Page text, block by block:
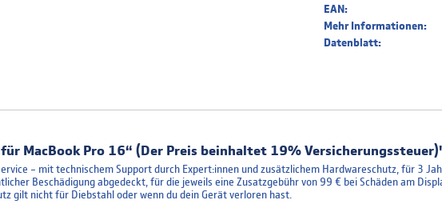
EAN:
Mehr Informationen:
Datenblatt:
MacBook Pro 16“ (Der Preis beinhaltet 19%
– mit technischem Support durch Expert:innen und zusätzlichem Hardware­schutz, für 3
Beschädigung abgedeckt, für die jeweils eine Zusatzgebühr von 99 € bei Schäden am
gilt nicht für Diebstahl oder wenn du dein Gerät verloren hast.